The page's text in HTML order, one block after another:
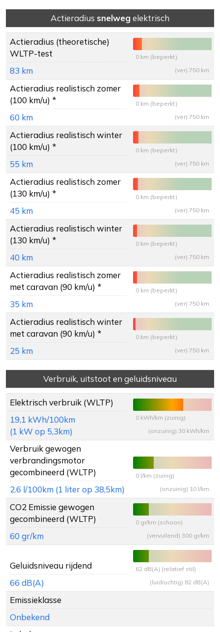
Actieradius snelweg elektrisch
Actieradius (theoretische)
WLTP-test
83 km
0 km (beperkt)
(ver) 750 km
Actieradius realistisch zomer
(100 km/u) *
60 km
0 km (beperkt)
(ver) 750 km
Actieradius realistisch winter
(100 km/u) *
55 km
0 km (beperkt)
(ver) 750 km
Actieradius realistisch zomer
(130 km/u) *
45 km
0 km (beperkt)
(ver) 750 km
Actieradius realistisch winter
(130 km/u) *
40 km
0 km (beperkt)
(ver) 750 km
Actieradius realistisch zomer
met caravan (90 km/u) *
35 km
0 km (beperkt)
(ver) 750 km
Actieradius realistisch winter
met caravan (90 km/u) *
25 km
0 km (beperkt)
(ver) 750 km
Verbruik, uitstoot en geluidsniveau
Elektrisch verbruik (WLTP)
19,1 kWh/100km
(1 kW op 5,3km)
0 kWh/km (zuinig)
(onzuinig) 30 kWh/km
Verbruik gewogen
verbrandingsmotor
gecombineerd (WLTP)
2.6 l/100km (1 liter op 38,5km)
0 l/km (zuinig)
(onzuinig) 10 l/km
CO2 Emissie gewogen
gecombineerd (WLTP)
60 gr/km
0 gr/km (schoon)
(vervuilend) 300 gr/km
Geluidsniveau rijdend
66 dB(A)
62 dB(A) (relatief stil)
(luidruchtig) 82 dB(A)
Emissieklasse
Onbekend